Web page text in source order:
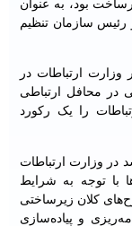
بود، به عنوان
رئیس سازمان تنظیم
ارتباطات در
محافل ارتباطی
را یک رکورد
در وزارت ارتباطات
با توجه به شرایط
کلان زیرساختی
و پیاده‌سازی